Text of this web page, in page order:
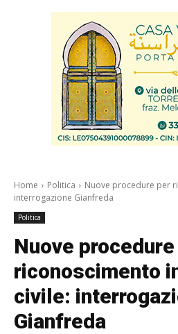
Home Politica
Nuove procedure per
interrogazione Gianfreda
Politica
Nuove
riconoscimento
civile:
Gianfreda